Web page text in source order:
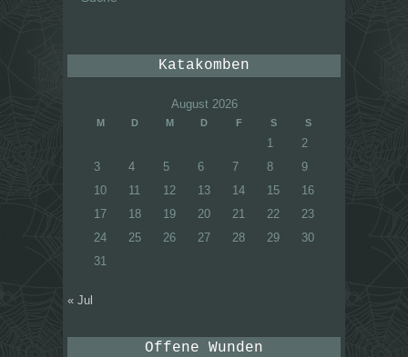
Katakomben
August 2026
M D M D F S S
1
2
3
4 5 6 7 8
9
10
11 12 13 14 15
16
17
18 19 20 21 22
23
24
25 26 27 28 29
30
31
« Jul
Offene Wunden